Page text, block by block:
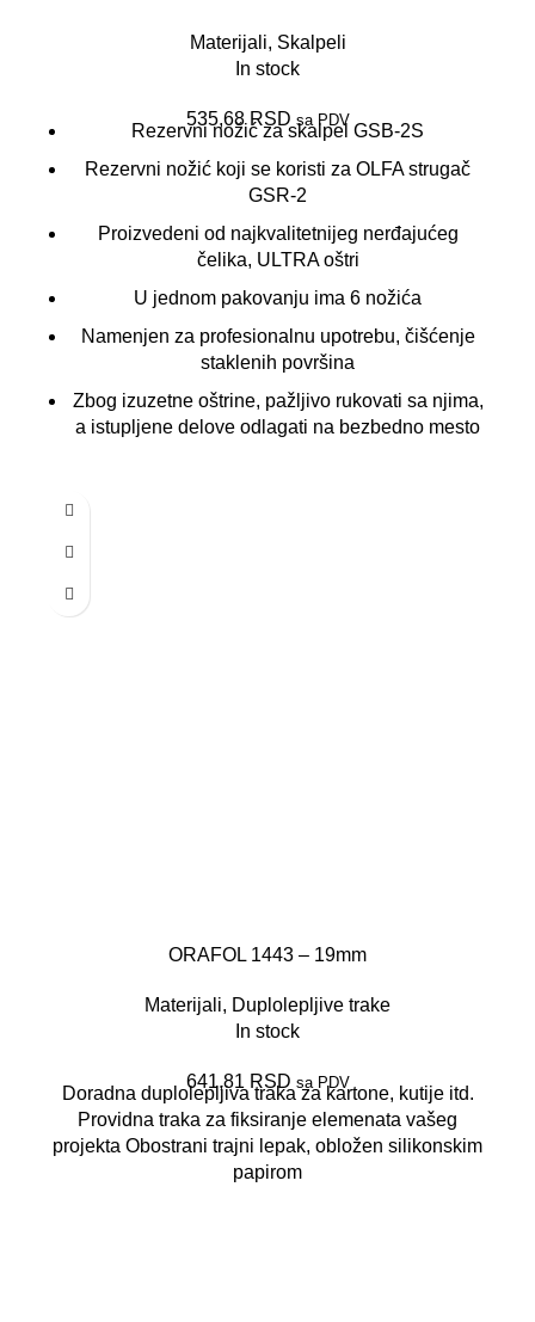
Materijali, Skalpeli
In stock
535,68 RSD sa PDV
Rezervni nožić za skalpel GSB-2S
Rezervni nožić koji se koristi za OLFA strugač
GSR-2
Proizvedeni od najkvalitetnijeg nerđajućeg
čelika, ULTRA oštri
U jednom pakovanju ima 6 nožića
Namenjen za profesionalnu upotrebu, čišćenje
staklenih površina
Zbog izuzetne oštrine, pažljivo rukovati sa njima,
a istupljene delove odlagati na bezbedno mesto
ORAFOL 1443 – 19mm
Materijali, Duplolepljive trake
In stock
641,81 RSD sa PDV
Doradna duplolepljiva traka za kartone, kutije itd.
Providna traka za fiksiranje elemenata vašeg
projekta Obostrani trajni lepak, obložen silikonskim
papirom